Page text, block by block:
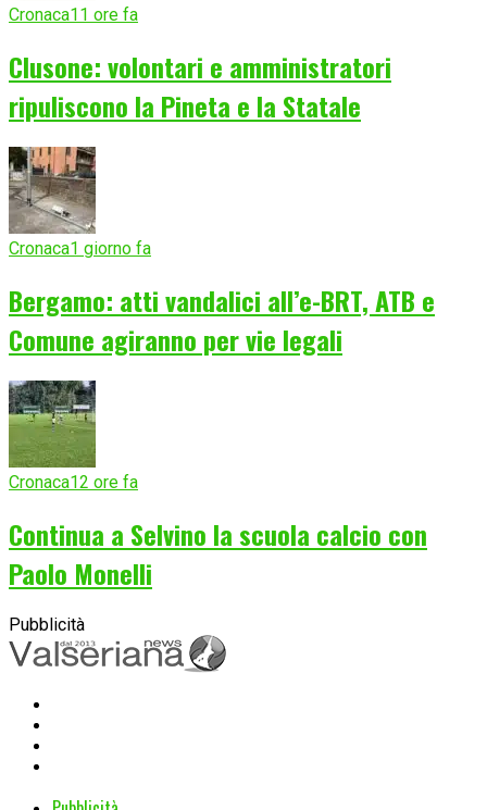
Cronaca11 ore fa
Clusone: volontari e amministratori
ripuliscono la Pineta e la Statale
Cronaca1 giorno fa
Bergamo: atti vandalici all’e-BRT, ATB e
Comune agiranno per vie legali
Cronaca12 ore fa
Continua a Selvino la scuola calcio con
Paolo Monelli
Pubblicità